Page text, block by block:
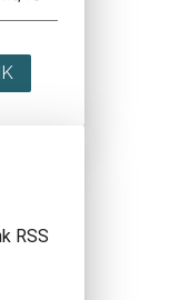
RSS